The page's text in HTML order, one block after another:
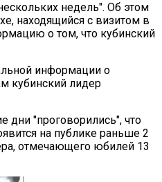
недель". Об этом
находящийся с визитом в
о том, что кубинский
информации о
кубинский лидер
дни "проговорились", что
на публике раньше 2
отмечающего юбилей 13